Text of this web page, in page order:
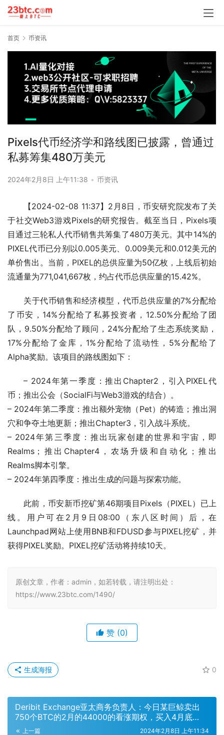
首页 币资讯
Pixels代币经济学和路线图已披露，曾通过
私募筹集480万美元
2024年2月8日 上午11:38 • 币资讯
【2024-02-08 11:37】2月8日，币安研究院发布了关
于社交Web3游戏Pixels的研究报告。截至当日，Pixels项
目通过三轮私人代币销售共筹集了480万美元。其中14%的
PIXEL代币已分别以0.005美元、0.009美元和0.012美元的
单价售出。当前，PIXEL的总供应量为50亿枚，上线后初始
流通量为771,041,667枚，约占代币总供应量的15.42%。
关于代币销售和经济模型，代币总供应量的7%分配给
了币安，14%分配给了私募投资者，12.50%分配给了团
队，9.50%分配给了顾问，24%分配给了生态系统奖励，
17%分配给了金库，1%分配给了流动性，5%分配给了
Alpha奖励。该项目的路线图如下：
– 2024年第一季度：推出Chapter2，引入PIXEL代
币；推出公会（SocialFi与Web3游戏的结合）。
– 2024年第二季度：推出额外宠物（Pet）的铸造；推出洞
穴和争夺土地更新；推出Chapter3，引入战斗系统。
– 2024年第三季度：推出玩家创建的世界和宇宙，即
Realms；推出Chapter4，农场升级和自动化；推出
Realms脚本引擎。
– 2024年第四季度：推出生成的问题与探索功能。
此前，币安新币挖矿第46期项目Pixels（PIXEL）已上
线。用户可在2月9日08:00（东八区时间）后，在
Launchpad网站上使用BNB和FDUSD参与PIXEL挖矿，并
获得PIXEL奖励。PIXEL挖矿活动将持续10天。
原创文章，作者：admin，如若转载，请注明出处：
https://www.23btc.com/1490/
赞 (0)
0
生成海报
Deribit Exchange亚太商务负责人：今日某巨鲸卖出
750个BTC的2月的44000的看涨期权，买入4月底
44000的看涨期权
上一篇 2024年2月8日 上午11:34